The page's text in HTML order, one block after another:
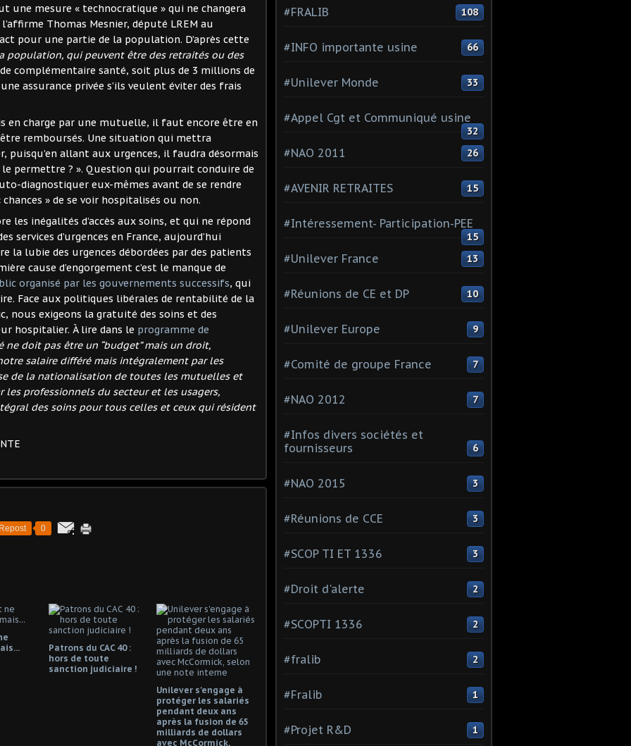
une mesure « technocratique » qui ne changera
Thomas Mesnier, député LREM au
pour une partie de la population. D’après cette
population, qui peuvent être des retraités ou des
complémentaire santé, soit plus de 3 millions de
assurance privée s’ils veulent éviter des frais
en charge par une mutuelle, il faut encore être en
remboursés. Une situation qui mettra
puisqu’en allant aux urgences, il faudra désormais
permettre ? ». Question qui pourrait conduire de
diagnostiquer eux-mêmes avant de se rendre
» de se voir hospitalisés ou non.
les inégalités d’accès aux soins, et qui ne répond
services d’urgences en France, aujourd’hui
la lubie des urgences débordées par des patients
cause d’engorgement c’est le manque de
organisé par les gouvernements successifs, qui
Face aux politiques libérales de rentabilité de la
nous exigeons la gratuité des soins et des
hospitalier. À lire dans le programme de
ne doit pas être un “budget” mais un droit,
salaire différé mais intégralement par les
de la nationalisation de toutes les mutuelles et
les professionnels du secteur et les usagers,
des soins pour tous celles et ceux qui résident
Repost 0
Patrons du CAC 40 :
hors de toute
sanction judiciaire !
Unilever s'engage à
protéger les salariés
pendant deux ans
après la fusion de 65
milliards de dollars
avec McCormick,
#FRALIB 108
#INFO importante usine 66
#Unilever Monde 33
#Appel Cgt et Communiqué usine
32
#NAO 2011 26
#AVENIR RETRAITES 15
#Intéressement- Participation-PEE
15
#Unilever France 13
#Réunions de CE et DP 10
#Unilever Europe 9
#Comité de groupe France 7
#NAO 2012 7
#Infos divers sociétés et
fournisseurs
6
#NAO 2015 3
#Réunions de CCE 3
#SCOP TI ET 1336 3
#Droit d'alerte 2
#SCOPTI 1336 2
#fralib 2
#Fralib 1
#Projet R&D 1